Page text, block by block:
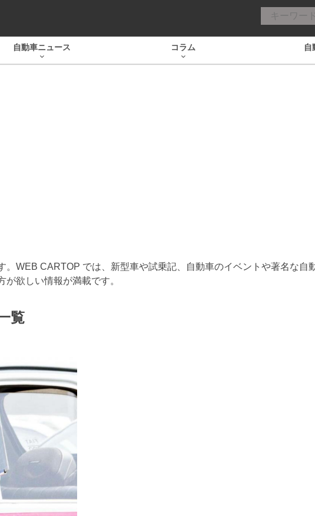
自動車ニュース コラム 自
。WEB CARTOP では、新型車や試乗記、自動車のイベントや著名な自
欲しい情報が満載です。
覧